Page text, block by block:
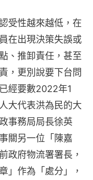
受性越來越低，在
在出現決策失誤或
、推卸責任，甚至
，更別說要下台問
經要數2022年1
大代表洪為民的大
事務局局長徐英
關另一位「陳嘉
府物流署署長，
」作為「處分」，